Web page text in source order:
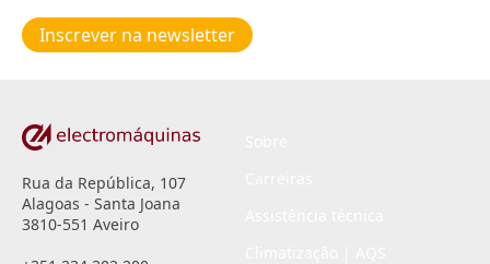
de
privacidade
Inscrever na newsletter
Rua da República, 107
Alagoas - Santa Joana
3810-551 Aveiro